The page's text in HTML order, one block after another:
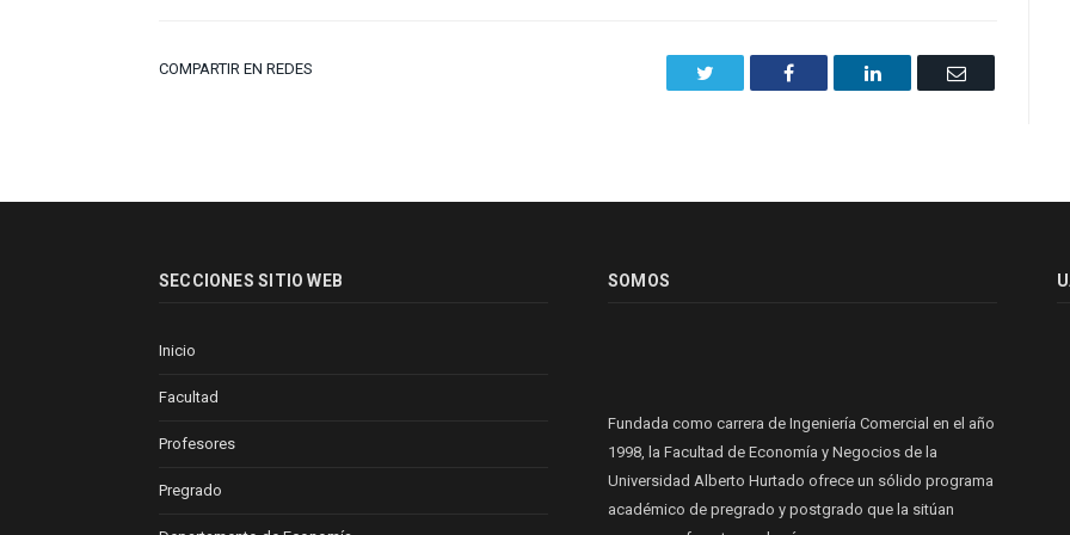
COMPARTIR EN REDES Facebook LinkedIn Email
SECCIONES SITIO WEB
Inicio
Facultad
Profesores
Pregrado
SOMOS
Fundada como carrera de Ingeniería Comercial en el año
1998, la Facultad de Economía y Negocios de la
Universidad Alberto Hurtado ofrece un sólido programa
académico de pregrado y postgrado que la sitúan